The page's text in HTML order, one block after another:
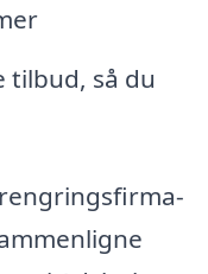
tilbud, så du